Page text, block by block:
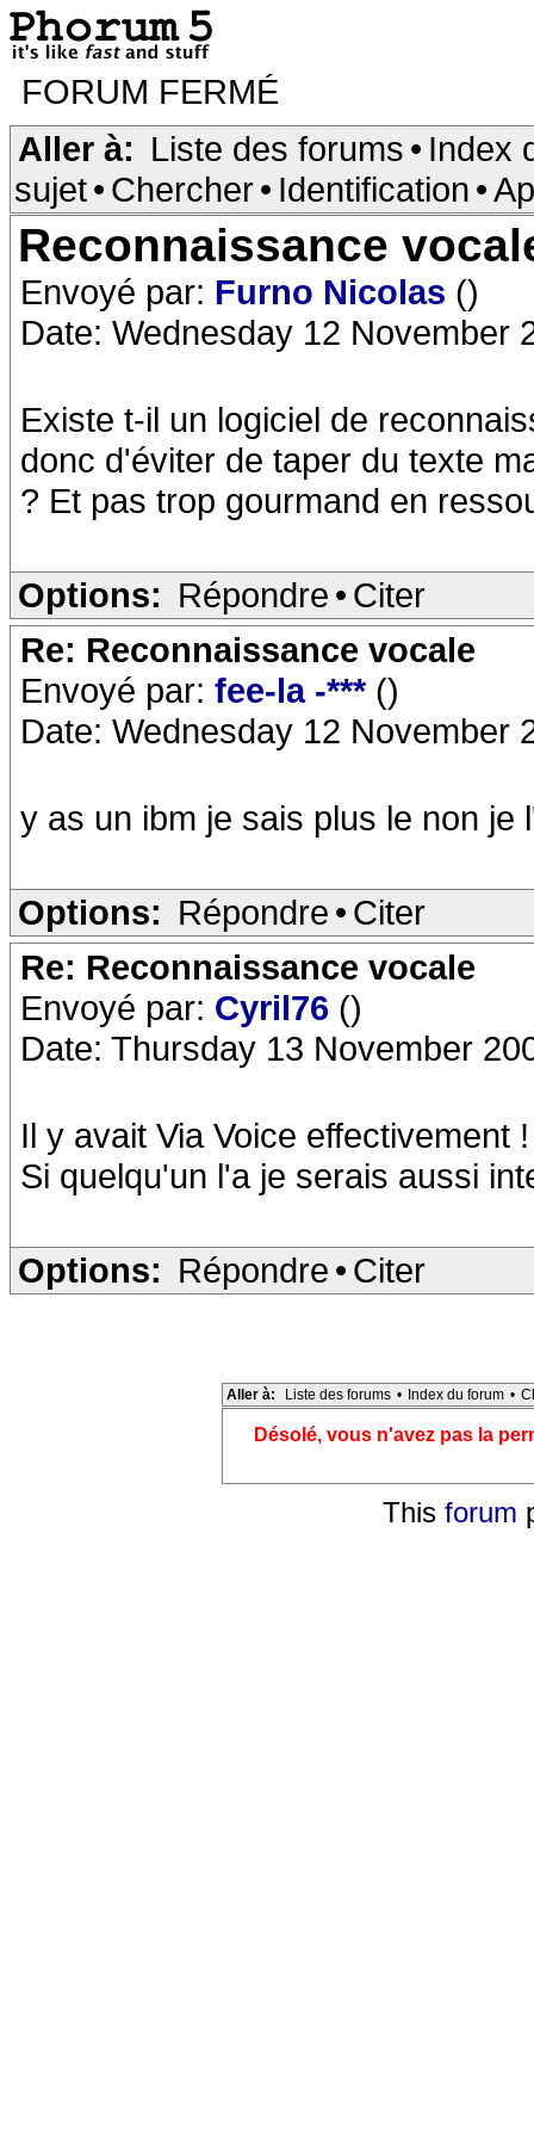
FORUM FERMÉ
Aller à: Liste des forums • Index
sujet• Chercher• Identification •
Reconnaissance
Envoyé par: Furno Nicolas ()
Date: Wednesday 12 November
Existe t-il un logiciel de
donc d'éviter de taper du texte
? Et pas trop gourmand en
Options: Répondre • Citer
Re: Reconnaissance vocale
Envoyé par: fee-la -*** ()
Date: Wednesday 12 November
y as un ibm je sais plus le non
Options: Répondre • Citer
Re: Reconnaissance vocale
Envoyé par: Cyril76 ()
Date: Thursday 13 November
Il y avait Via Voice
Si quelqu'un l'a je serais aussi
Options: Répondre • Citer
Aller à: Liste des forums • Index du forum •
Désolé, vous n'avez pas la
This forum